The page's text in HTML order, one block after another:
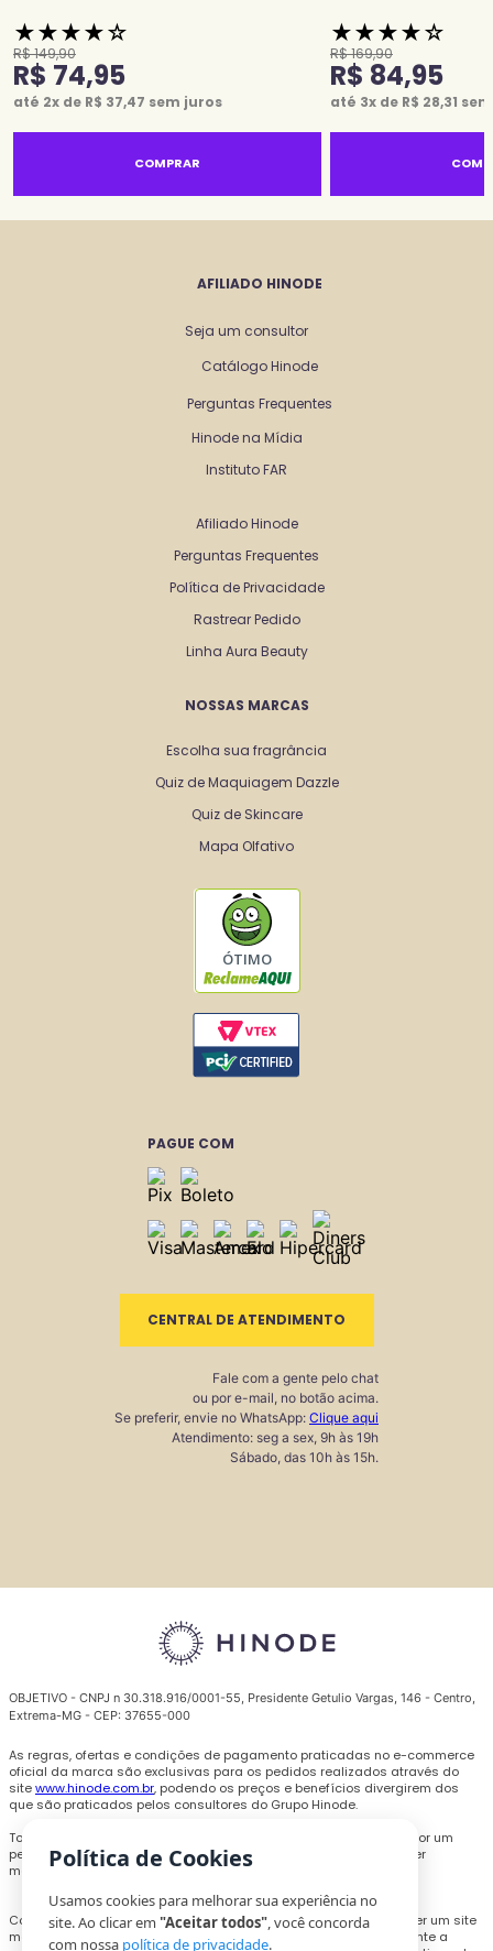
★★★★☆
R$149,90
R$ 74,95
até 2x de R$ 37,47 sem juros
COMPRAR
★★★★☆
R$169,90
R$ 84,95
até 3x de R$ 28,31
AFILIADO HINODE
Seja um consultor
Catálogo Hinode
Perguntas Frequentes
Hinode na Mídia
Instituto FAR
Afiliado Hinode
Perguntas Frequentes
Política de Privacidade
Rastrear Pedido
Linha Aura Beauty
NOSSAS MARCAS
Escolha sua fragrância
Quiz de Maquiagem Dazzle
Quiz de Skincare
Mapa Olfativo
ÓTIMO
PAGUE COM
CENTRAL DE ATENDIMENTO
Fale com a gente pelo chat
ou por e-mail, no botão acima.
Se preferir, envie no WhatsApp: Clique aqui
Atendimento: seg a sex, 9h às 19h
Sábado, das 10h às 15h.
OBJETIVO - CNPJ n 30.318.916/0001-55, Presidente Getulio Vargas, 146 - Centro,
Extrema-MG - CEP: 37655-000
As regras, ofertas e condições de pagamento praticadas no e-commerce
oficial da marca são exclusivas para os pedidos realizados através do
sitewww.hinode.com.br, podendo os preços e benefícios divergirem dos
que são praticados pelos consultores do Grupo Hinode.
Todas as promoções, descontos e preços são válidos somente por um
período limitado e podem ser alterados ou encerrados a qualquer
momento sem prévio aviso.
Com o objetivo de personalizar a experiência de compra e oferecer um site
melhor, cookies e outras tecnologias poderão ser utilizados durante a
Política de Cookies
Usamos cookies para melhorar sua experiência no
site. Ao clicar em "Aceitar todos", você concorda
com nossa política de privacidade.